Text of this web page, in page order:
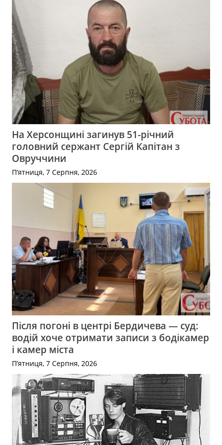
На Херсонщині загинув 51-річний
головний сержант Сергій Капітан з
Овруччини
П’ятниця, 7 Серпня, 2026
Після погоні в центрі Бердичева — суд:
водій хоче отримати записи з бодікамер
і камер міста
П’ятниця, 7 Серпня, 2026